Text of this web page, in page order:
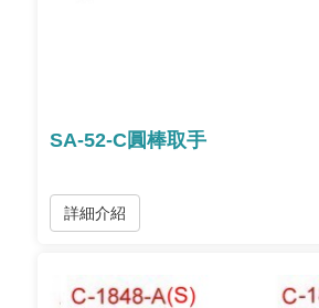
SA-52-C圓棒取手
詳細介紹